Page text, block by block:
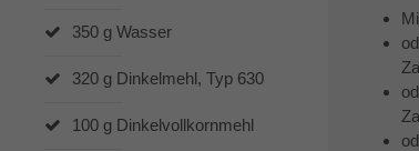
350 g Wasser
320 g Dinkelmehl, Typ 630
100 g Dinkelvollkornmehl